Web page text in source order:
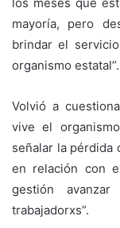
mayoría, pero
brindar el
organismo estatal”.
Volvió a
vive el
señalar la pérdida
en relación con
gestión
trabajadorxs”.